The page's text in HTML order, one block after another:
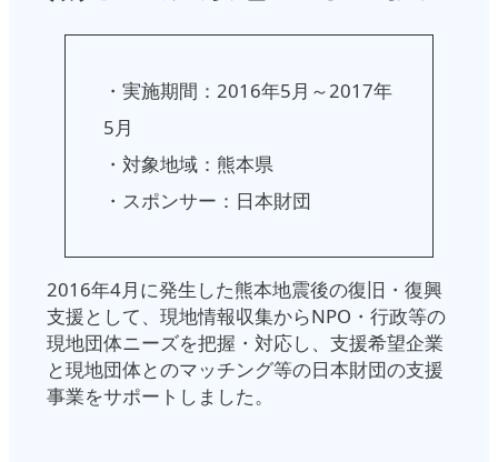
・実施期間：2016年5月～2017年
5月
・対象地域：熊本県
・スポンサー：日本財団
2016年4月に発生した熊本地震後の復旧・復興
支援として、現地情報収集からNPO・行政等の
現地団体ニーズを把握・対応し、支援希望企業
と現地団体とのマッチング等の日本財団の支援
事業をサポートしました。